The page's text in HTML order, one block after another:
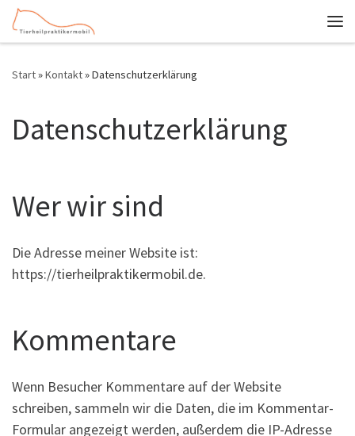
Zum Inhalt springen
Start»Kontakt»Datenschutzerklärung
Datenschutzerklärung
Wer wir sind
Die Adresse meiner Website ist:
https://tierheilpraktikermobil.de.
Kommentare
Wenn Besucher Kommentare auf der Website
schreiben, sammeln wir die Daten, die im Kommentar-
Formular angezeigt werden, außerdem die IP-Adresse